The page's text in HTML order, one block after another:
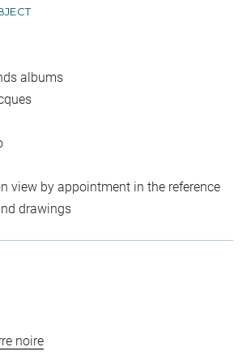
albums
view by appointment in the reference
drawings
noire